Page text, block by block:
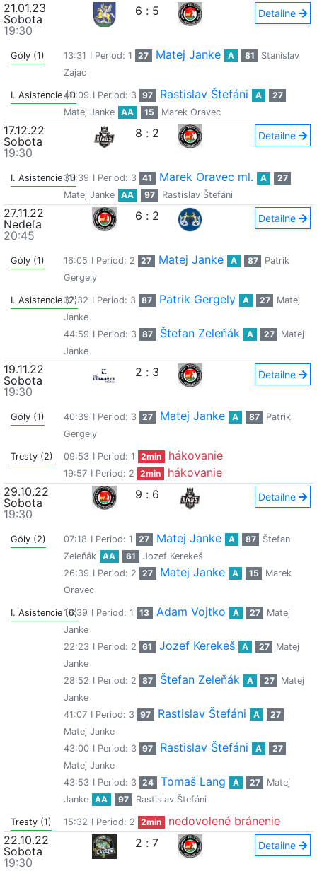
21.01.23
Sobota
19:30
6 : 5 Detailne
Góly (1) 13:31 I Period: 1 27 Matej Janke A 81
Stanislav
Zajac
I. Asistencie (1)40:09 I Period: 3 97 Rastislav Štefáni A
27
Matej Janke
AA 15 Marek Oravec
17.12.22
Sobota
19:30
8 : 2 Detailne
I. Asistencie (1)35:39 I Period: 3 41 Marek Oravec ml. A
27
Matej Janke
AA 97 Rastislav Štefáni
27.11.22
Nedeľa
20:45
6 : 2 Detailne
Góly (1) 16:05 I Period: 2 27 Matej Janke A 87
Patrik
Gergely
I. Asistencie (2)37:32 I Period: 3 87 Patrik Gergely A 27
Matej
Janke
44:59 I Period: 3 87 Štefan Zeleňák A 27
Matej
Janke
19.11.22
Sobota
19:30
2 : 3 Detailne
Góly (1) 40:39 I Period: 3 27 Matej Janke A 87
Patrik
Gergely
Tresty (2) 09:53 I Period: 1 2min hákovanie
19:57 I Period: 2 2min
hákovanie
29.10.22
Sobota
19:30
9 : 6 Detailne
Góly (2) 07:18 I Period: 1 27 Matej Janke A 87
Štefan
Zeleňák
AA 61
Jozef Kerekeš
26:39 I Period: 2 27 Matej Janke A 15
Marek
Oravec
I. Asistencie (6)
10:39 I Period: 1 13 Adam Vojtko A 27
Matej
Janke
22:23 I Period: 2 61 Jozef Kerekeš A 27
Matej
Janke
28:52 I Period: 2 87 Štefan Zeleňák A 27
Matej
Janke
41:07 I Period: 3 97 Rastislav Štefáni A
27
Matej Janke
43:00 I Period: 3 97 Rastislav Štefáni A
27
Matej Janke
43:53 I Period: 3 24 Tomaš Lang A 27
Matej
Janke
AA 97 Rastislav Štefáni
Tresty (1) 15:32 I Period: 2 2min
nedovolené bránenie
22.10.22
Sobota
19:30
2 : 7 Detailne